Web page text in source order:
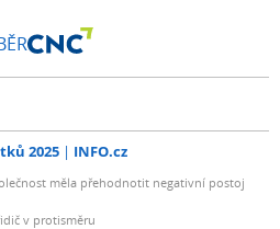
2025 INFO.cz
měla přehodnotit negativní postoj
v protisměru